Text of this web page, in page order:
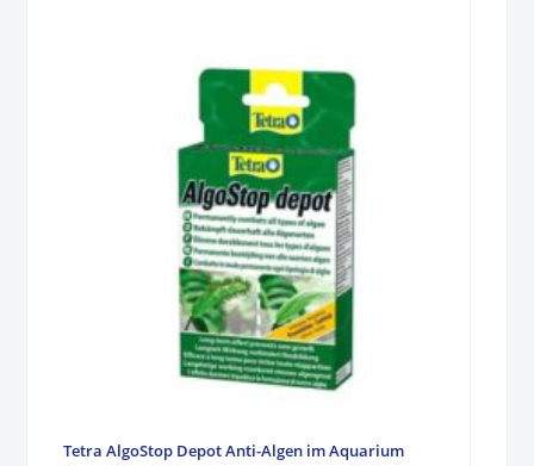
Tetra AlgoStop Depot Anti-Algen im Aquarium